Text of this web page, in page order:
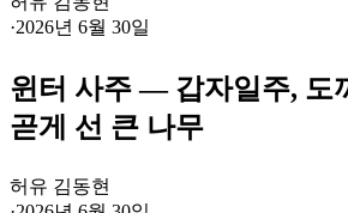
·2026년 6월 30일
윈터 사주 — 갑자일주, 도
곧게 선 큰 나무
허유 김동현